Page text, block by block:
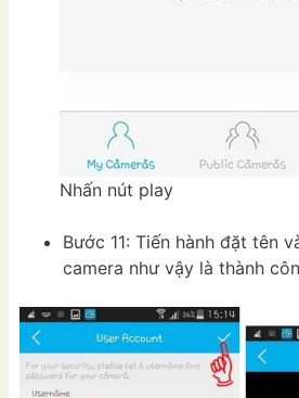
Nhấn nút play
Bước 11: Tiến hành đặt tên
camera như vậy là thành